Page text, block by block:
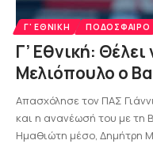
Γ' ΕΘΝΙΚΉ ΠΟΔΌΣΦΑΙΡΟ
Γ’ Εθνική: Θέλει
Μελιόπουλο ο
Απασχόλησε τον ΠΑΣ
και η ανανέωσή του με τη
Ημαθιώτη μέσο, Δημήτρη